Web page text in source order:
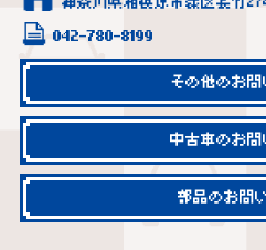
042-780-8199
その他のお
中古車のお問
部品のお問